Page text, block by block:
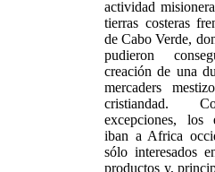
actividad
tierras costeras
de Cabo Verde,
pudieron
creación de una
mercaders
cristiandad.
excepciones, los
iban a Africa
sólo interesados
productos y,